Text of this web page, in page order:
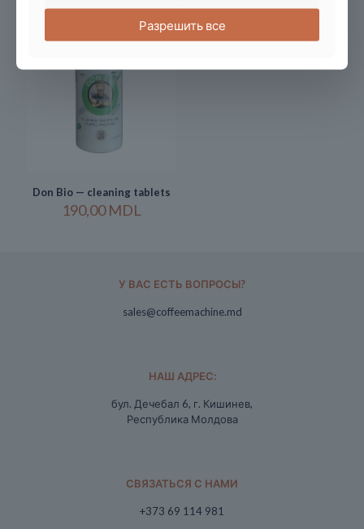
Don Bio — cleaning tablets
190,00MDL
У ВАС ЕСТЬ ВОПРОСЫ?
sales@coffeemachine.md
НАШ АДРЕС:
бул. Дечебал 6, г. Кишинев,
Республика Молдова
СВЯЗАТЬСЯ С НАМИ
+373 69 114 981
Разрешить все